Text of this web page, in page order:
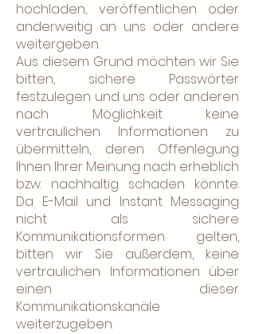
hochladen, veröffentlichen oder
anderweitig an uns oder andere
weitergeben.
Aus diesem Grund möchten wir Sie
bitten, sichere Passwörter
festzulegen und uns oder anderen
nach Möglichkeit keine
vertraulichen Informationen zu
übermitteln, deren Offenlegung
Ihnen Ihrer Meinung nach erheblich
bzw. nachhaltig schaden könnte.
Da E-Mail und Instant Messaging
nicht als sichere
Kommunikationsformen gelten,
bitten wir Sie außerdem, keine
vertraulichen Informationen über
einen dieser
Kommunikationskanäle
weiterzugeben.